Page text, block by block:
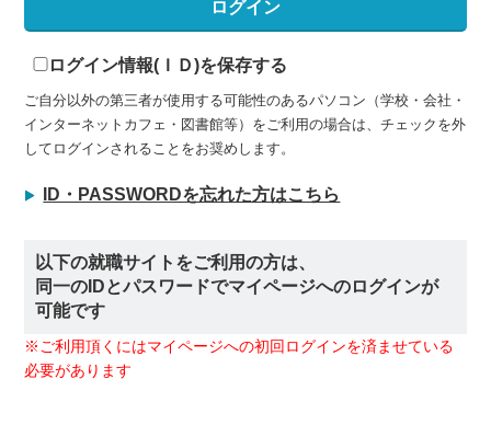
ログイン情報(ＩＤ)を保存する
ご自分以外の第三者が使用する可能性のあるパソコン（学校・会社・
インターネットカフェ・図書館等）をご利用の場合は、チェックを外
してログインされることをお奨めします。
ID・PASSWORDを忘れた方はこちら
以下の就職サイトをご利用の方は、
同一のIDとパスワードでマイページへのログインが
可能です
※ご利用頂くにはマイページへの初回ログインを済ませている
必要があります